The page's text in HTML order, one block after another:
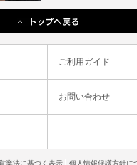
ご利用ガイド
お問い合わせ
業法に基づく表示 個人情報保護方針に